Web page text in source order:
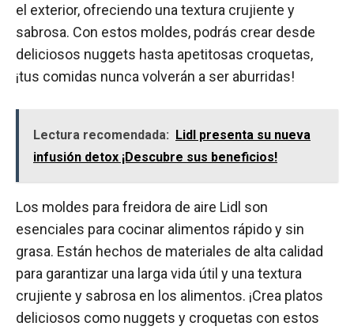
el exterior, ofreciendo una textura crujiente y
sabrosa. Con estos moldes, podrás crear desde
deliciosos nuggets hasta apetitosas croquetas,
¡tus comidas nunca volverán a ser aburridas!
Lectura recomendada: Lidl presenta su nueva
infusión detox ¡Descubre sus beneficios!
Los moldes para freidora de aire Lidl son
esenciales para cocinar alimentos rápido y sin
grasa. Están hechos de materiales de alta calidad
para garantizar una larga vida útil y una textura
crujiente y sabrosa en los alimentos. ¡Crea platos
deliciosos como nuggets y croquetas con estos